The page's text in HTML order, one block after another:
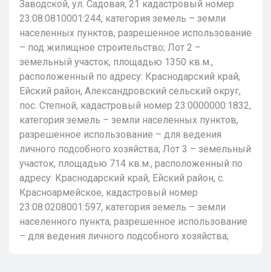
Заводской, ул. Садовая, 21 кадастровый номер
23:08:0810001:244, категория земель – земли
населенных пунктов, разрешенное использование
– под жилищное строительство; Лот 2 –
земельный участок, площадью 1350 кв.м.,
расположенный по адресу: Краснодарский край,
Ейский район, Александровский сельский округ,
пос. Степной, кадастровый номер 23:0000000:1832,
категория земель – земли населенных пунктов,
разрешенное использование – для ведения
личного подсобного хозяйства; Лот 3 – земельный
участок, площадью 714 кв.м., расположенный по
адресу: Краснодарский край, Ейский район, с.
Красноармейское, кадастровый номер
23:08:0208001:597, категория земель – земли
населенного пункта, разрешенное использование
– для ведения личного подсобного хозяйства;